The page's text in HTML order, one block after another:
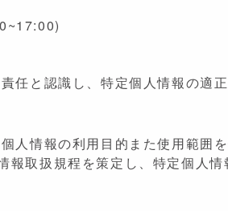
任と認識し、特定個人情報の適
情報の利用目的また使用範囲
取扱規程を策定し、特定個人